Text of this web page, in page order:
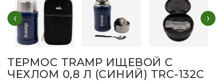
‹ ›
ТЕРМОС TRAMP ИЩЕВОЙ С
ЧЕХЛОМ 0,8 Л (СИНИЙ) TRC-132С